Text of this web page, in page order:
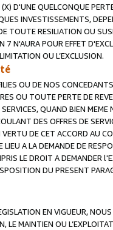
D'UNE QUELCONQUE
INVESTISSEMENTS,
TOUTE RESILIATION OU
7 N'AURA POUR EFFET
OU L’EXCLUSION.
OU DE NOS
OU TOUTE PERTE DE
QUAND BIEN
DES OFFRES DE
DE CET ACCORD AU
LIEU A LA DEMANDE DE
LE DROIT A DEMANDER
DU PRESENT
EN VIGUEUR,
LE MAINTIEN OU